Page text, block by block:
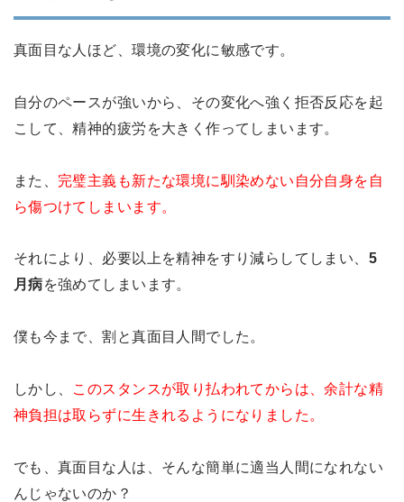
真面目な人ほど、環境の変化に敏感です。
自分のペースが強いから、その変化へ強く拒否反応を起
こして、精神的疲労を大きく作ってしまいます。
また、 完璧主義も新たな環境に馴染めない自分自身を自
ら傷つけてしまいます。
それにより、必要以上を精神をすり減らしてしまい、 5
月病を強めてしまいます。
僕も今まで、割と真面目人間でした。
しかし、 このスタンスが取り払われてからは、余計な精
神負担は取らずに生きれるようになりました。
でも、真面目な人は、そんな簡単に適当人間になれない
んじゃないのか？